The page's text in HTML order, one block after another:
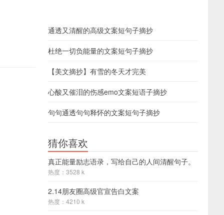
通透又清醒的高级文案短句子摘抄
杜绝一切负能量的文案短句子摘抄
【美文摘抄】有雪的冬天才完美
心酸又催泪的伤感emo文案短语子摘抄
句句通透句句释怀的文案短句子摘抄
猜你喜欢
真正能量励志语录，写给自己的人间清醒句子。
热度：3528 k
2.14朋友圈高级官宣告白文案
热度：4210 k